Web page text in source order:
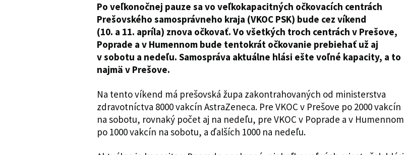
Po veľkonočnej pauze sa vo veľkokapacitných očkovacích centrách
Prešovského samosprávneho kraja (VKOC PSK) bude cez víkend
(10. a 11. apríla) znova očkovať. Vo všetkých troch centrách v Prešove,
Poprade a v Humennom bude tentokrát očkovanie prebiehať už aj
v sobotu a nedeľu. Samospráva aktuálne hlási ešte voľné kapacity, a to
najmä v Prešove.
Na tento víkend má prešovská župa zakontrahovaných od ministerstva
zdravotníctva 8000 vakcín AstraZeneca. Pre VKOC v Prešove po 2000 vakcín
na sobotu, rovnaký počet aj na nedeľu, pre VKOC v Poprade a v Humennom
po 1000 vakcín na sobotu, a ďalších 1000 na nedeľu.